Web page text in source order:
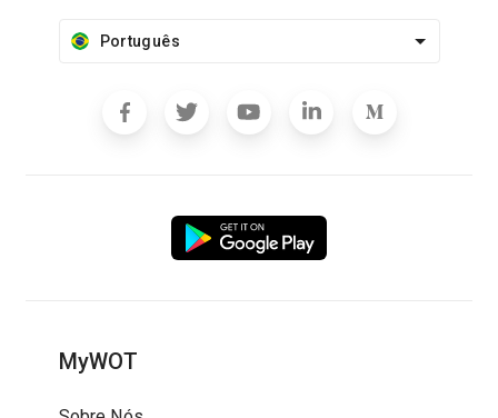
Português
MyWOT